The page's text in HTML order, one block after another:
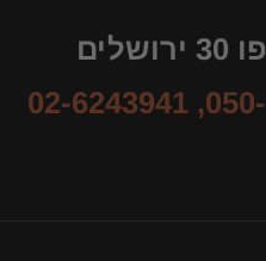
,
02-6243941